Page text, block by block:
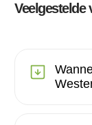
Veelgestelde